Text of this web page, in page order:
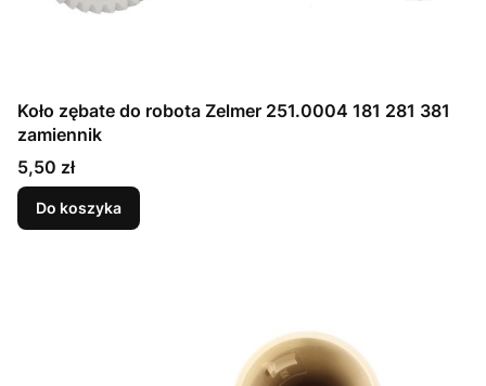
Koło zębate do robota Zelmer 251.0004 181 281 381
zamiennik
Cena
5,50 zł
Do koszyka